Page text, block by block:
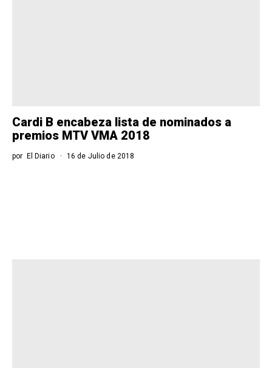
Cardi B encabeza lista de nominados a
premios MTV VMA 2018
por El Diario 16 de Julio de 2018